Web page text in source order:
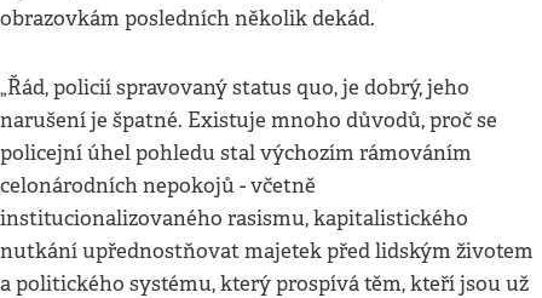
obrazovkám posledních několik dekád.
„Řád, policií spravovaný status quo, je dobrý, jeho
narušení je špatné. Existuje mnoho důvodů, proč se
policejní úhel pohledu stal výchozím rámováním
celonárodních nepokojů - včetně
institucionalizovaného rasismu, kapitalistického
nutkání upřednostňovat majetek před lidským životem
a politického systému, který prospívá těm, kteří jsou už